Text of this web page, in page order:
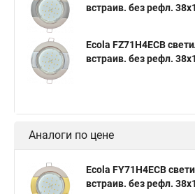
встраив. без рефл.
Ecola FZ71H4ECB
встраив. без рефл.
Аналоги по цене
Ecola FY71H4ECB
встраив. без рефл.